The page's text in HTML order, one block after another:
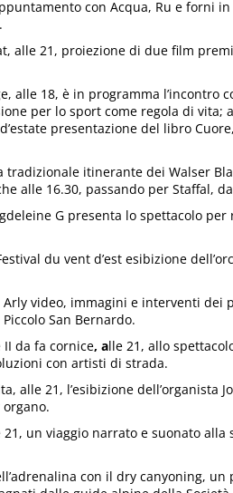
con Acqua, Ru e forni in
alle 21, proiezione di due film
alle 18, è in programma l’incontro
per lo sport come regola di vita;
presentazione del libro
tradizionale itinerante dei Walser
alle 16.30, passando per Staffal,
G presenta lo spettacolo
du vent d’est esibizione
video, immagini e interventi dei
San Bernardo.
II da fa cornice, alle 21, allo
con artisti di strada.
alle 21, l’esibizione dell’organista
un viaggio narrato e suonato alla
con il dry canyoning,